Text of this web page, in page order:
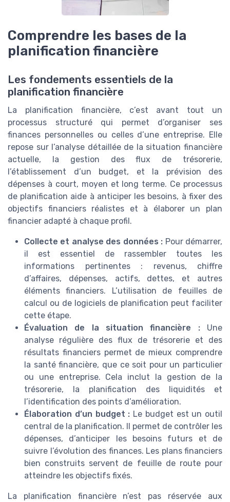
Comprendre les bases de la
planification financière
Les fondements essentiels de la
planification financière
La planification financière, c’est avant tout un
processus structuré qui permet d’organiser ses
finances personnelles ou celles d’une entreprise. Elle
repose sur l’analyse détaillée de la situation financière
actuelle, la gestion des flux de trésorerie,
l’établissement d’un budget, et la prévision des
dépenses à court, moyen et long terme. Ce processus
de planification aide à anticiper les besoins, à fixer des
objectifs financiers réalistes et à élaborer un plan
financier adapté à chaque profil.
Collecte et analyse des données : Pour démarrer,
il est essentiel de rassembler toutes les
informations pertinentes : revenus, chiffre
d’affaires, dépenses, actifs, dettes, et autres
éléments financiers. L’utilisation de feuilles de
calcul ou de logiciels de planification peut faciliter
cette étape.
Évaluation de la situation financière :Une
analyse régulière des flux de trésorerie et des
résultats financiers permet de mieux comprendre
la santé financière, que ce soit pour un particulier
ou une entreprise. Cela inclut la gestion de la
trésorerie, la planification des liquidités et
l’identification des points d’amélioration.
Élaboration d’un budget : Le budget est un outil
central de la planification. Il permet de contrôler les
dépenses, d’anticiper les besoins futurs et de
suivre l’évolution des finances. Les plans financiers
bien construits servent de feuille de route pour
atteindre les objectifs fixés.
La planification financière n’est pas réservée aux